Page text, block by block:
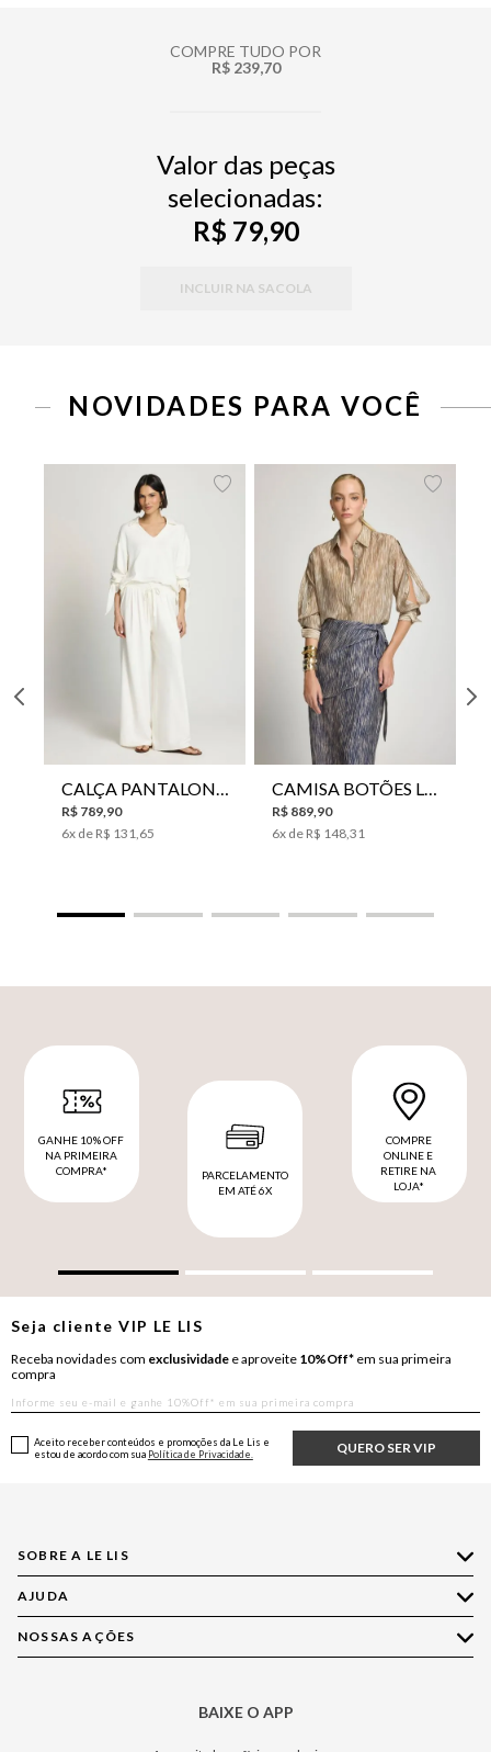
COMPRE TUDO POR
R$ 239,70
Valor das peças
selecionadas:
R$ 79,90
INCLUIR NA SACOLA
NOVIDADES PARA VOCÊ
R$ 789 90
6x de R$ 131 65
R$ 889 90
6x de R$ 148 31
GANHE 10% OFF
NA PRIMEIRA
COMPRA*
PARCELAMENTO
EM ATÉ 6X
COMPRE
ONLINE E
RETIRE NA
LOJA*
Seja clienteVIP LE LIS
Receba novidades com exclusividade e aproveite 10%Off* em sua primeira
compra
QUERO SER VIP
Aceito receber conteúdos e promoções da Le Lis e
estou de acordo com sua Política de Privacidade.
SOBRE A LE LIS
Quem Somos
Nossas Lojas
Política de Privacidade
AJUDA
Compre pelo WhatsApp
Central de Relacionamento
NOSSAS AÇÕES
BAIXE O APP